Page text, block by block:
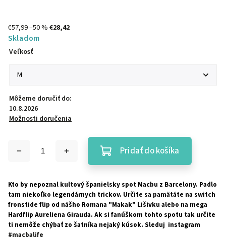
€57,99–50 % €28,42
Skladom
Veľkosť
Môžeme doručiť do:
10.8.2026
Možnosti doručenia
Pridať do košíka
Kto by nepoznal kultový španielsky spot Macbu z Barcelony. Padlo
tam niekoľko legendárnych trickov. Určite sa pamätáte na switch
fronstide flip od nášho Romana "Makak" Lišivku alebo na mega
Hardflip Aureliena Girauda. Ak si fanúškom tohto spotu tak určite
ti nemôže chýbať zo šatníka nejaký kúsok. Sleduj instagram
#macbalife